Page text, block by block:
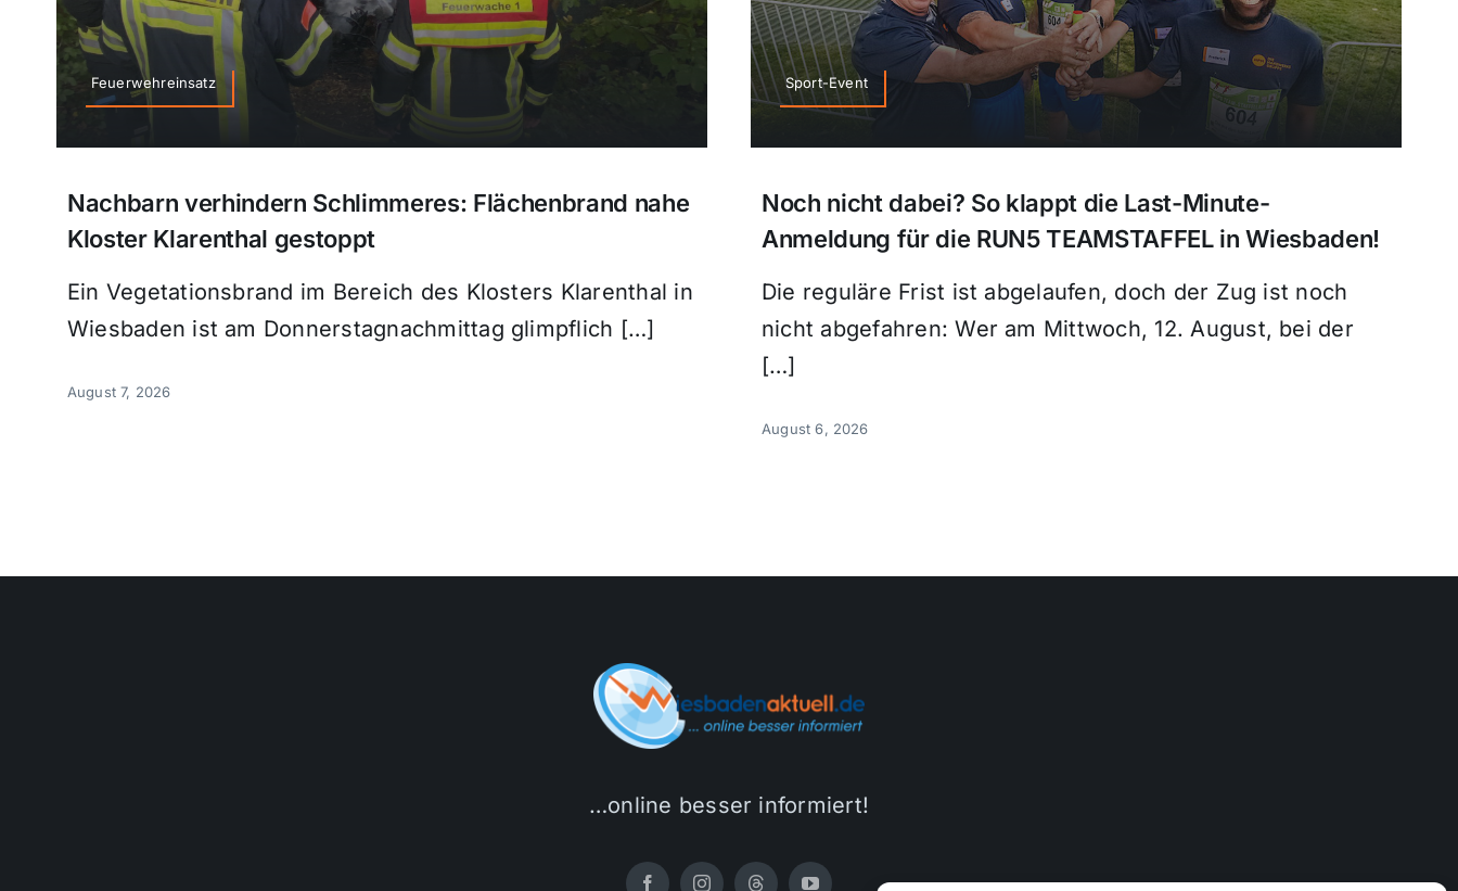
Feuerwehreinsatz
Nachbarn verhindern Schlimmeres: Flächenbrand nahe
Kloster Klarenthal gestoppt
Ein Vegetationsbrand im Bereich des Klosters Klarenthal in
Wiesbaden ist am Donnerstagnachmittag glimpflich […]
August 7, 2026
Sport-Event
Noch nicht dabei? So klappt die Last-Minute-
Anmeldung für die RUN5 TEAMSTAFFEL in Wiesbaden!
Die reguläre Frist ist abgelaufen, doch der Zug ist noch
nicht abgefahren: Wer am Mittwoch, 12. August, bei der
[…]
August 6, 2026
…online besser informiert!